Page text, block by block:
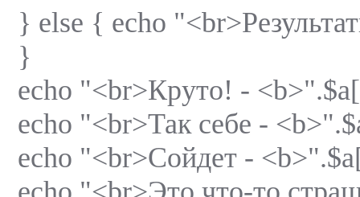
} else { echo
}
echo "<br>Круто! -
echo "<br>Так себе -
echo "<br>Сойдет -